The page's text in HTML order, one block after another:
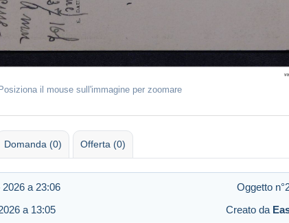
Posiziona il mouse sull'immagine per zoomare
Domanda (0) Offerta (0)
a 23:06
Oggetto
a 13:05 Creato da